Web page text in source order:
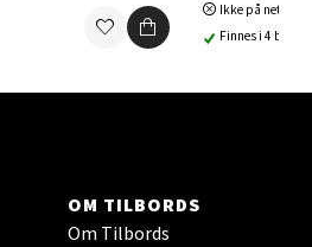
Ikke på
Finnes i 4
OM TILBORDS
Om Tilbords
Velg
6, 1400 Ski